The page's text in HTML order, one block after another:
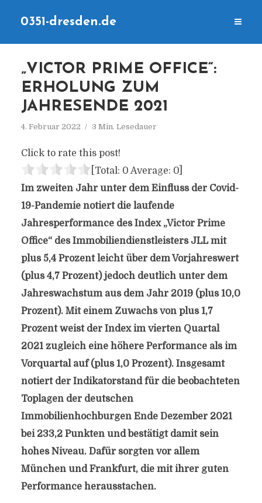
0351-dresden.de
„VICTOR PRIME OFFICE“:
ERHOLUNG ZUM
JAHRESENDE 2021
4. Februar 2022 3 Min. Lesedauer
Click to rate this post!
[Total: 0 Average: 0]
Im zweiten Jahr unter dem Einfluss der Covid-
19-Pandemie notiert die laufende
Jahresperformance des Index „Victor Prime
Office“ des Immobiliendienstleisters JLL mit
plus 5,4 Prozent leicht über dem Vorjahreswert
(plus 4,7 Prozent) jedoch deutlich unter dem
Jahreswachstum aus dem Jahr 2019 (plus 10,0
Prozent). Mit einem Zuwachs von plus 1,7
Prozent weist der Index im vierten Quartal
2021 zugleich eine höhere Performance als im
Vorquartal auf (plus 1,0 Prozent). Insgesamt
notiert der Indikatorstand für die beobachteten
Toplagen der deutschen
Immobilienhochburgen Ende Dezember 2021
bei 233,2 Punkten und bestätigt damit sein
hohes Niveau. Dafür sorgten vor allem
München und Frankfurt, die mit ihrer guten
Performance herausstachen.